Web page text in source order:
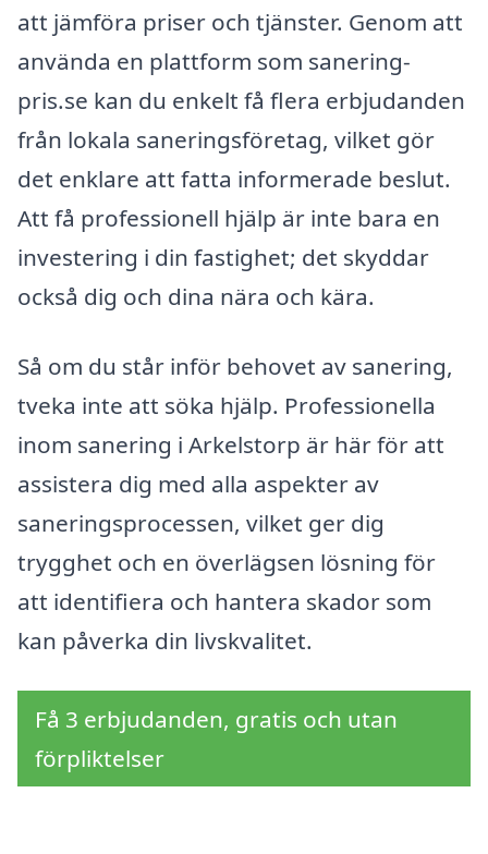
att jämföra priser och tjänster. Genom att
använda en plattform som sanering-
pris.se kan du enkelt få flera erbjudanden
från lokala saneringsföretag, vilket gör
det enklare att fatta informerade beslut.
Att få professionell hjälp är inte bara en
investering i din fastighet; det skyddar
också dig och dina nära och kära.
Så om du står inför behovet av sanering,
tveka inte att söka hjälp. Professionella
inom sanering i Arkelstorp är här för att
assistera dig med alla aspekter av
saneringsprocessen, vilket ger dig
trygghet och en överlägsen lösning för
att identifiera och hantera skador som
kan påverka din livskvalitet.
Få 3 erbjudanden, gratis och utan
förpliktelser